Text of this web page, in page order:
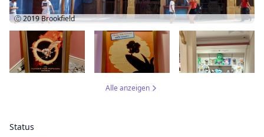
Status
Ⓒ 2019Brookfield
Alle anzeigen